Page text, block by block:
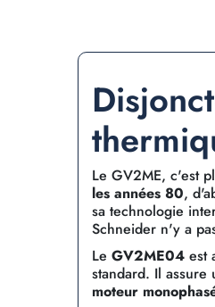
Le GV2ME, c'est
les années 80,
sa technologie
Schneider n'y a
LeGV2ME04 est
standard. Il
moteur